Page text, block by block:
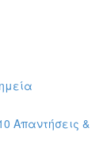
Απαντήσεις &